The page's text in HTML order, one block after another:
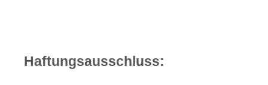
Haftungsausschluss: